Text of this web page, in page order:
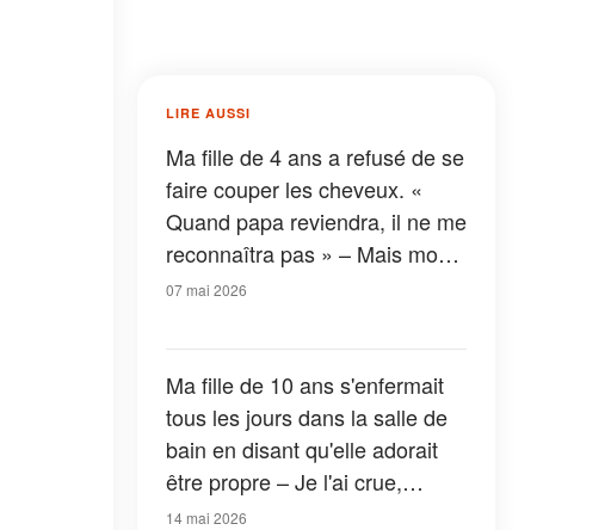
LIRE AUSSI
Ma fille de 4 ans a refusé de se
faire couper les cheveux. «
Quand papa reviendra, il ne me
reconnaîtra pas » – Mais mon
mari est décédé il y a
07 mai 2026
Ma fille de 10 ans s'enfermait
tous les jours dans la salle de
bain en disant qu'elle adorait
être propre – Je l'ai crue,
jusqu'à ce que le siphon se
14 mai 2026